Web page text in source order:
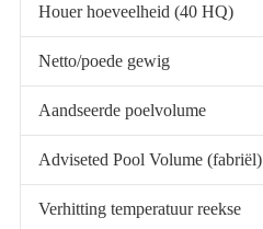
Houer hoeveelheid (40 HQ)
Netto/poede gewig
Aandseerde poelvolume
Adviseted Pool Volume (fabriël)
Verhitting temperatuur reekse